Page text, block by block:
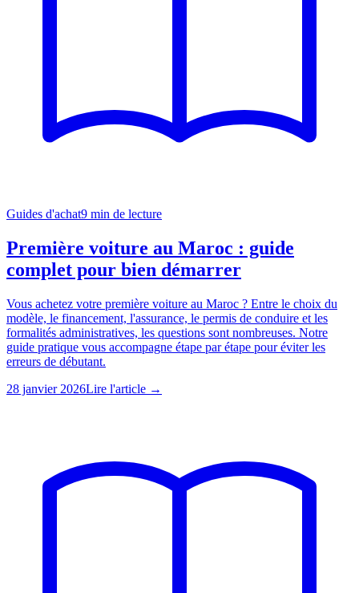
Guides d'achat9 min de lecture
Première voiture au Maroc : guide
complet pour bien démarrer
Vous achetez votre première voiture au Maroc ? Entre le choix du
modèle, le financement, l'assurance, le permis de conduire et les
formalités administratives, les questions sont nombreuses. Notre
guide pratique vous accompagne étape par étape pour éviter les
erreurs de débutant.
28 janvier 2026Lire l'article →